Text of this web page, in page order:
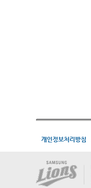
개인정보처리방침